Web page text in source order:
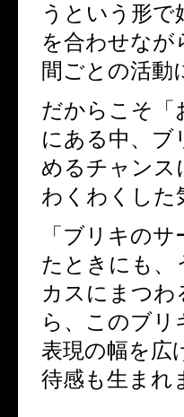
うという形
を合わせなが
間ごとの活動
だからこそ「
にある中、ブ
めるチャンス
わくわくした
「ブリキの
たときにも、
カスにまつ
ら、このブ
表現の幅を広
待感も生まれ